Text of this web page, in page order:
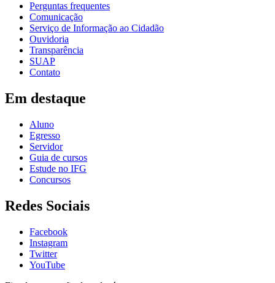
Perguntas frequentes
Comunicação
Serviço de Informação ao Cidadão
Ouvidoria
Transparência
SUAP
Contato
Em destaque
Aluno
Egresso
Servidor
Guia de cursos
Estude no IFG
Concursos
Redes Sociais
Facebook
Instagram
Twitter
YouTube